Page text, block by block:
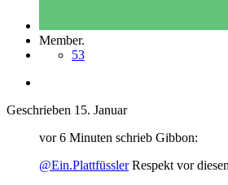
Member.
53
Geschrieben 15. Januar
vor 6 Minuten schrieb Gibbon:
@Ein.PlattfüsslerRespekt vor